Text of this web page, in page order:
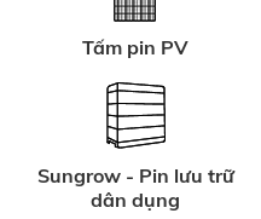
Tấm pin PV
Sungrow - Pin lưu trữ
dân dụng